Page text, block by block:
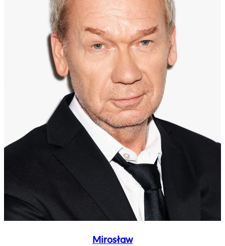
Mirosław